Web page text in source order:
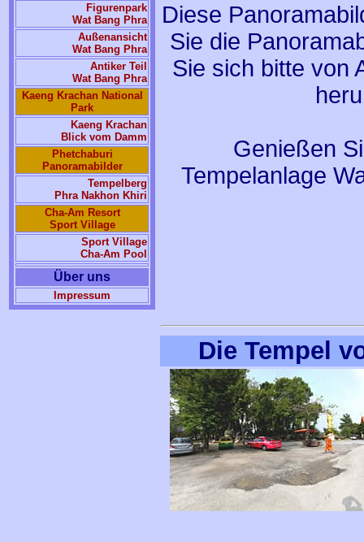
Figurenpark
Wat Bang Phra
Außenansicht
Wat Bang Phra
Antiker Teil
Wat Bang Phra
Kaeng Krachan National
Park
Kaeng Krachan
Blick vom Damm
Phetchaburi
Panoramabilder
Tempelberg
Phra Nakhon Khiri
Cha-Am Resort
Sport Village
Sport Village
Cha-Am Pool
Über uns
Impressum
Diese
Sie die
Sie sich bitte von
Genießen
Tempelanlage
Die Tempel